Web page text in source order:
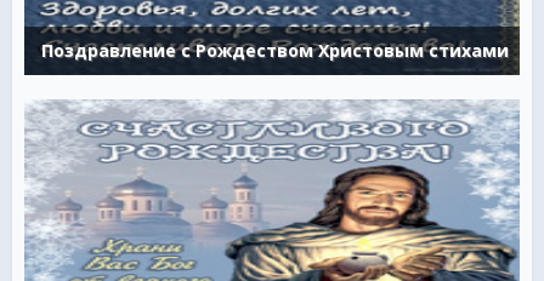
Поздравление с Рождеством Христовым стихами